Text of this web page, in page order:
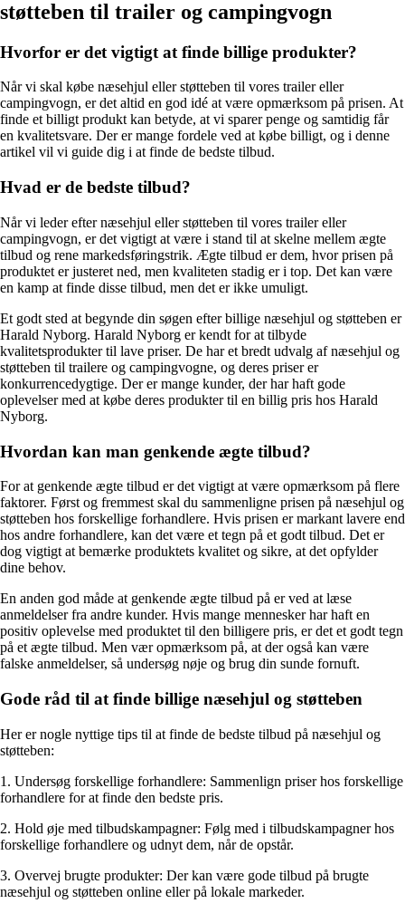
støtteben til trailer og campingvogn
Hvorfor er det vigtigt at finde billige produkter?
Når vi skal købe næsehjul eller støtteben til vores trailer eller
campingvogn, er det altid en god idé at være opmærksom på prisen. At
finde et billigt produkt kan betyde, at vi sparer penge og samtidig får
en kvalitetsvare. Der er mange fordele ved at købe billigt, og i denne
artikel vil vi guide dig i at finde de bedste tilbud.
Hvad er de bedste tilbud?
Når vi leder efter næsehjul eller støtteben til vores trailer eller
campingvogn, er det vigtigt at være i stand til at skelne mellem ægte
tilbud og rene markedsføringstrik. Ægte tilbud er dem, hvor prisen på
produktet er justeret ned, men kvaliteten stadig er i top. Det kan være
en kamp at finde disse tilbud, men det er ikke umuligt.
Et godt sted at begynde din søgen efter billige næsehjul og støtteben er
Harald Nyborg. Harald Nyborg er kendt for at tilbyde
kvalitetsprodukter til lave priser. De har et bredt udvalg af næsehjul og
støtteben til trailere og campingvogne, og deres priser er
konkurrencedygtige. Der er mange kunder, der har haft gode
oplevelser med at købe deres produkter til en billig pris hos Harald
Nyborg.
Hvordan kan man genkende ægte tilbud?
For at genkende ægte tilbud er det vigtigt at være opmærksom på flere
faktorer. Først og fremmest skal du sammenligne prisen på næsehjul og
støtteben hos forskellige forhandlere. Hvis prisen er markant lavere end
hos andre forhandlere, kan det være et tegn på et godt tilbud. Det er
dog vigtigt at bemærke produktets kvalitet og sikre, at det opfylder
dine behov.
En anden god måde at genkende ægte tilbud på er ved at læse
anmeldelser fra andre kunder. Hvis mange mennesker har haft en
positiv oplevelse med produktet til den billigere pris, er det et godt tegn
på et ægte tilbud. Men vær opmærksom på, at der også kan være
falske anmeldelser, så undersøg nøje og brug din sunde fornuft.
Gode råd til at finde billige næsehjul og støtteben
Her er nogle nyttige tips til at finde de bedste tilbud på næsehjul og
støtteben:
1. Undersøg forskellige forhandlere: Sammenlign priser hos forskellige
forhandlere for at finde den bedste pris.
2. Hold øje med tilbudskampagner: Følg med i tilbudskampagner hos
forskellige forhandlere og udnyt dem, når de opstår.
3. Overvej brugte produkter: Der kan være gode tilbud på brugte
næsehjul og støtteben online eller på lokale markeder.